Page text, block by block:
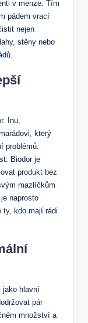
v menze. Tím
pádem vrací
nejen
stěny nebo
Inu,
který
problémů.
Biodor je
produkt bez
mazlíčkům
naprosto
ty, kdo mají rádi
jako hlavní
pár
množství a